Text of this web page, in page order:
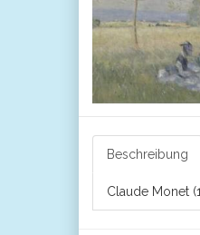
Beschreibung
Claude Monet